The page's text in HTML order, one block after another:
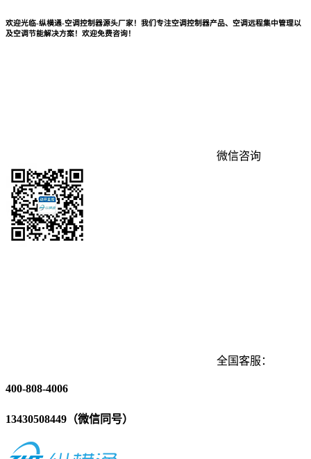
欢迎光临-纵横通-空调控制器源头厂家！我们专注空调控制器产品、空调远程集中管理以
及空调节能解决方案！欢迎免费咨询！
微信咨询
全国客服：
400-808-4006
13430508449（微信同号）